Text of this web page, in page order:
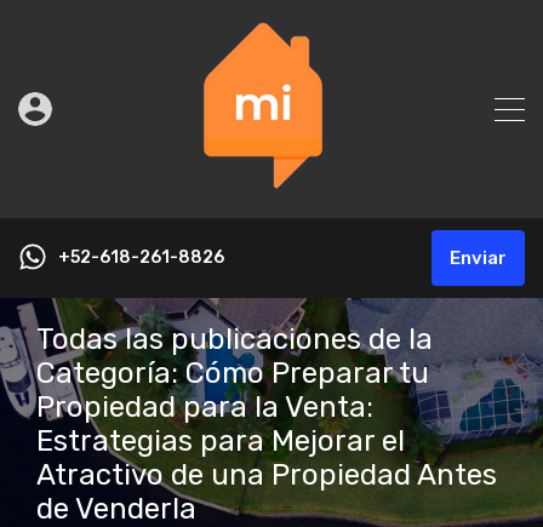
+52-618-261-8826 Enviar
Todas las publicaciones de la
Categoría: Cómo Preparar tu
Propiedad para la Venta:
Estrategias para Mejorar el
Atractivo de una Propiedad Antes
de Venderla